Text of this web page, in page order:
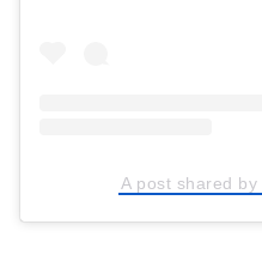
A post shared